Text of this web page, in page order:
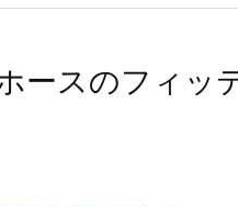
ースのフィッ